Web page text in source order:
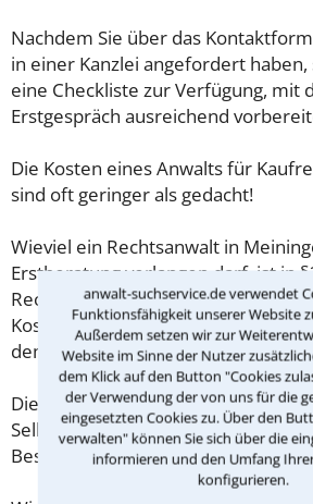
anwalt-suchservice.de verwendet
Funktionsfähigkeit unserer Website
Außerdem setzen wir zur
Website im Sinne der Nutzer
dem Klick auf den Button "Cookies
der Verwendung der von uns für die
eingesetzten Cookies zu. Über den
verwalten" können Sie sich über die
informieren und den Umfang
konfigurieren.
Nachdem Sie über das
in einer Kanzlei angefordert
eine Checkliste zur Verfügung, mit
Erstgespräch ausreichend
Die Kosten eines Anwalts für
sind oft geringer als gedacht!
Wieviel ein Rechtsanwalt in
Erstberatung verlangen darf, ist in
Rechtsanwaltsvergütungsgesetz
Kosten für das erste
demnach maximal 190,00 € zzgl.
Diese Regelung gilt jedoch nur für
Selbstständige oder Freiberufler
Beschränkung nicht.